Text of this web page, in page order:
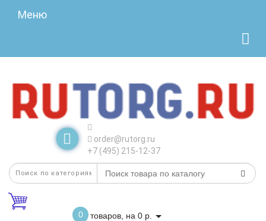
Меню
order@rutorg.ru
+7 (495) 215-12-37
0 товаров, на 0 р.